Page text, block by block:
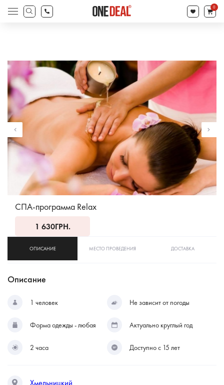
товаров
Поиск
товаров
0
СПА-программа Relax
1 630ГРН.
ОПИСАНИЕ МЕСТО ПРОВЕДЕНИЯ ДОСТАВКА
Описание
1 человек Не зависит от погоды
Форма одежды - любая Актуально круглый год
2 часа Доступно с 15 лет
Хмельницкий